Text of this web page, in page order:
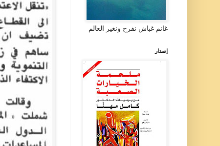
غانم غباش نفرح ونغير العالم
إصدار